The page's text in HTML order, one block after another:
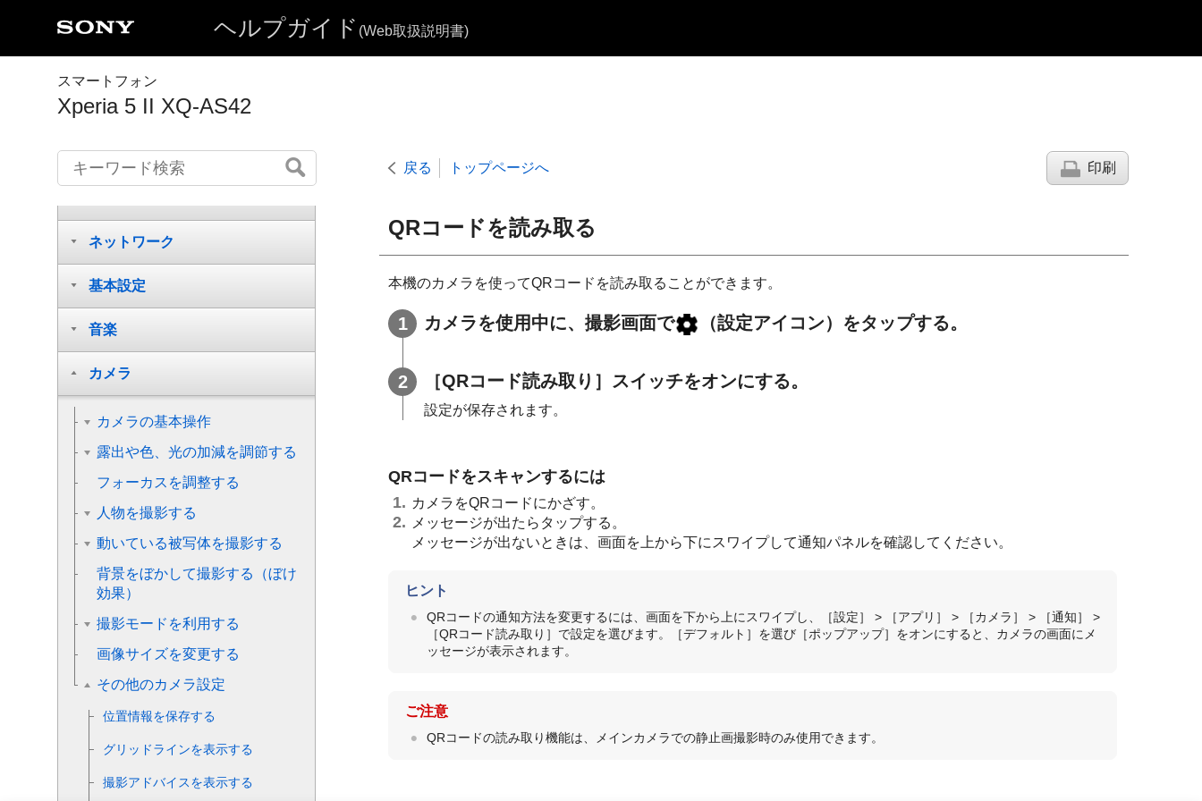
ヘルプガイド (Web取扱説明書)
スマートフォン
Xperia 5 II XQ-AS42
戻る トップページへ 印刷
QRコードを読み取る
本機のカメラを使ってQRコードを読み取ることができます。
カメラを使用中に、撮影画面で （設定アイコン）をタップする。
［QRコード読み取り］スイッチをオンにする。
設定が保存されます。
QRコードをスキャンするには
カメラをQRコードにかざす。
メッセージが出たらタップする。
メッセージが出ないときは、画面を上から下にスワイプして通知パネルを確認してください。
ヒント
QRコードの通知方法を変更するには、画面を下から上にスワイプし、［設定］ > ［アプリ］ > ［カメラ］ > ［通知］ >
［QRコード読み取り］で設定を選びます。［デフォルト］を選び［ポップアップ］をオンにすると、カメラの画面にメ
ッセージが表示されます。
ご注意
QRコードの読み取り機能は、メインカメラでの静止画撮影時のみ使用できます。
Xperia 5 II の特長
セキュリティ
基本操作
ネットワーク
基本設定
音楽
カメラ
カメラの基本操作
露出や色、光の加減を調節する
フォーカスを調整する
人物を撮影する
動いている被写体を撮影する
背景をぼかして撮影する（ぼけ
効果）
撮影モードを利用する
画像サイズを変更する
その他のカメラ設定
位置情報を保存する
グリッドラインを表示する
撮影アドバイスを表示する